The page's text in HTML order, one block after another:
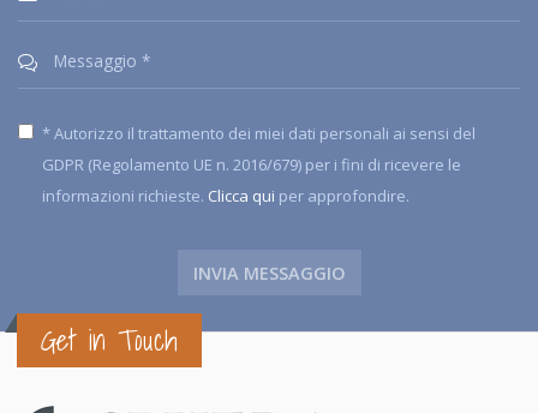
* Autorizzo il trattamento dei miei dati personali ai sensi del
GDPR (Regolamento UE n. 2016/679) per i fini di ricevere le
informazioni richieste. Clicca qui per approfondire.
Get in Touch